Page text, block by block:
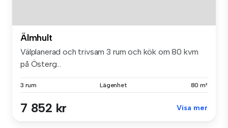
Älmhult
Välplanerad och trivsam 3 rum och kök om 80 kvm
på Österg...
3 rum Lägenhet 80 m²
7 852 kr Visa mer